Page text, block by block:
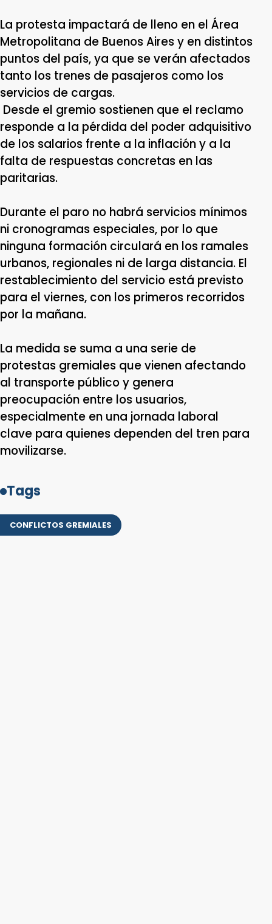
La protesta impactará de lleno en el Área
Metropolitana de Buenos Aires y en distintos
puntos del país, ya que se verán afectados
tanto los trenes de pasajeros como los
servicios de cargas.
Desde el gremio sostienen que el reclamo
responde a la pérdida del poder adquisitivo
de los salarios frente a la inflación y a la
falta de respuestas concretas en las
paritarias.
Durante el paro no habrá servicios mínimos
ni cronogramas especiales, por lo que
ninguna formación circulará en los ramales
urbanos, regionales ni de larga distancia. El
restablecimiento del servicio está previsto
para el viernes, con los primeros recorridos
por la mañana.
La medida se suma a una serie de
protestas gremiales que vienen afectando
al transporte público y genera
preocupación entre los usuarios,
especialmente en una jornada laboral
clave para quienes dependen del tren para
movilizarse.
Tags
CONFLICTOS GREMIALES